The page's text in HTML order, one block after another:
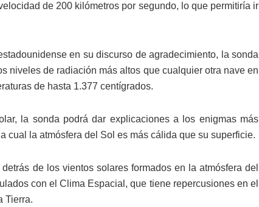
de 200 kilómetros por segundo, lo que permitiría ir
en su discurso de agradecimiento, la sonda
niveles de radiación más altos que cualquier otra nave en
de hasta 1.377 centígrados.
la sonda podrá dar explicaciones a los enigmas más
cual la atmósfera del Sol es más cálida que su superficie.
de los vientos solares formados en la atmósfera del
con el Clima Espacial, que tiene repercusiones en el
Tierra.